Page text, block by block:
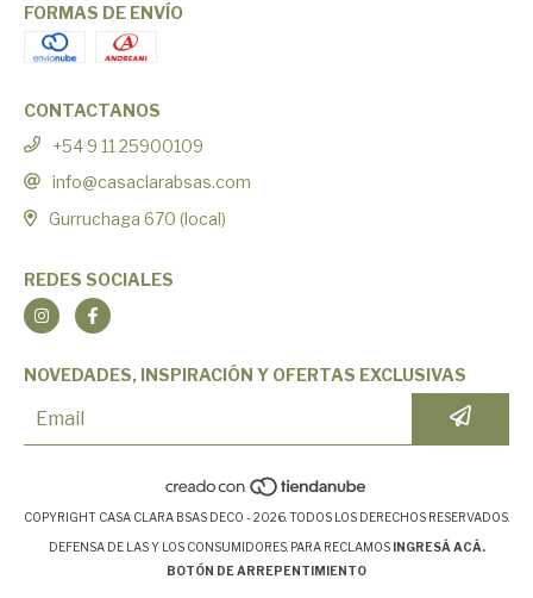
FORMAS DE ENVÍO
CONTACTANOS
+54 9 11 25900109
info@casaclarabsas.com
Gurruchaga 670 (local)
REDES SOCIALES
NOVEDADES, INSPIRACIÓN Y OFERTAS EXCLUSIVAS
COPYRIGHT CASA CLARA BSAS DECO - 2026. TODOS LOS DERECHOS RESERVADOS.
DEFENSA DE LAS Y LOS CONSUMIDORES. PARA RECLAMOS
INGRESÁ ACÁ.
BOTÓN DE ARREPENTIMIENTO